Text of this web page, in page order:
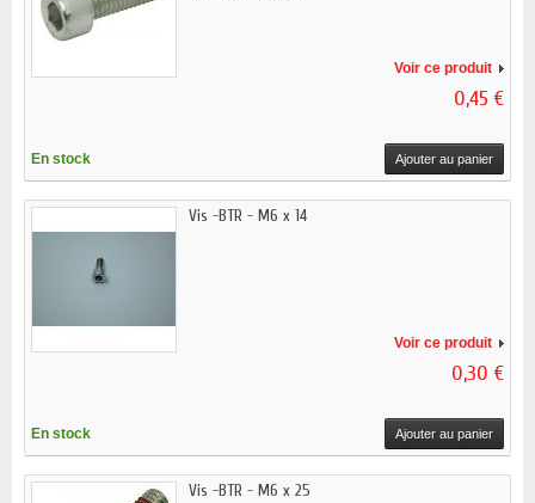
Voir ce produit
0,45 €
En stock Ajouter au panier
Vis -BTR - M6 x 14
Voir ce produit
0,30 €
En stock Ajouter au panier
Vis -BTR - M6 x 25